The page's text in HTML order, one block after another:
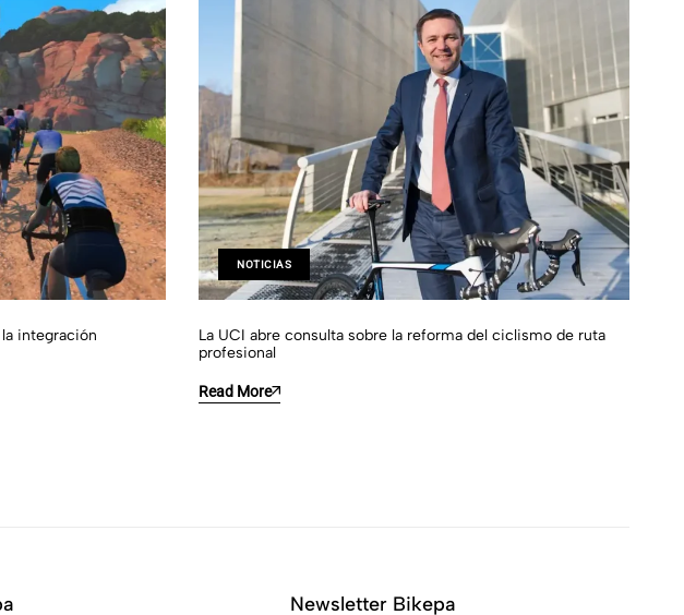
integración
NOTICIAS
La UCI abre consulta sobre la reforma del ciclismo de ruta
profesional
Read More
Newsletter Bikepa